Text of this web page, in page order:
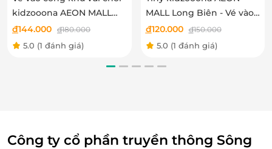
cầu, củng cố vị thế tiên phong XR 6D Đông Nam Á.
kidzooona AEON MALL
Hải Phòng 3F bao gồm Lễ
Tết
đ144.000 đ180.000
5.0 (1 đánh giá)
MALL Long Biên - Vé vào
cổng khu vui chơi bao
gồm Lễ Tết
đ120.000 đ150.000
5.0 (1 đánh giá)
Công ty cổ phần truyền thông Sông